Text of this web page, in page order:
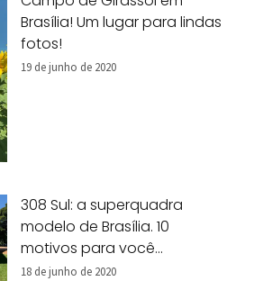
Brasília! Um lugar para lindas
fotos!
19 de junho de 2020
308 Sul: a superquadra
modelo de Brasília. 10
motivos para você
conhecer!
18 de junho de 2020